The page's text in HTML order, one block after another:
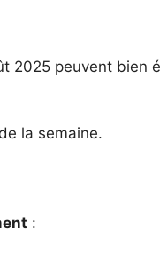
2025 peuvent bien
la semaine.
: